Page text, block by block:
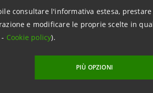
consultare l'informativa estesa,
e modificare le proprie scelte in
- Cookie policy).
PIÙ OPZIONI
prosegue un